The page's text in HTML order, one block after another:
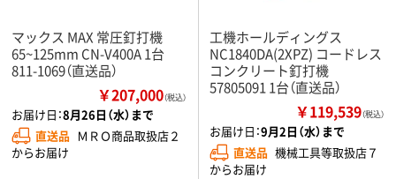
マックス MAX 常圧釘打機
65~125mm CN-V400A 1台
811-1069（直送品）
￥207,000（税込）
お届け日：8月26日（水）まで
直送品 ＭＲＯ商品取扱店２
からお届け
工機ホールディングス
NC1840DA(2XPZ) コードレス
コンクリート釘打機
57805091 1台（直送品）
￥119,539（税込）
お届け日：9月2日（水）まで
直送品 機械工具等取扱店７
からお届け